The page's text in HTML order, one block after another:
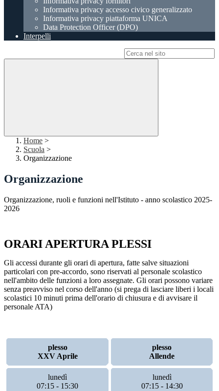
Informativa privacy accesso civico generalizzato
Informativa privacy piattaforma UNICA
Data Protection Officer (DPO)
Interpelli
Home >
Scuola >
Organizzazione
Organizzazione
Organizzazione, ruoli e funzioni nell'Istituto - anno scolastico 2025-
2026
ORARI APERTURA PLESSI
Gli accessi durante gli orari di apertura, fatte salve situazioni
particolari con pre-accordo, sono riservati al personale scolastico
nell'ambito delle funzioni a loro assegnate. Gli orari possono variare
senza preavviso nel corso dell'anno (si prega di lasciare liberi i locali
scolastici 10 minuti prima dell'orario di chiusura e di avvisare il
personale ATA)
plesso
XXV Aprile
plesso
Allende
lunedì
07:15 - 15:30
lunedì
07:15 - 14:30